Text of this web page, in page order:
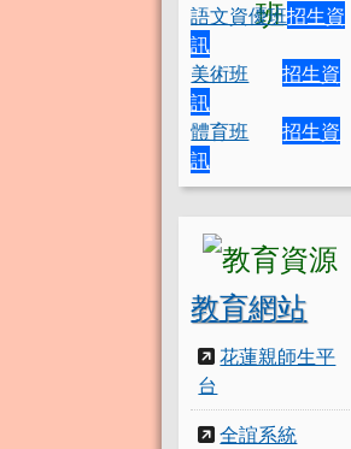
語文資優班招生資
訊
美術班
招生資
訊
體育班
招生資
訊
教育網站
花蓮親師生平
台
全誼系統